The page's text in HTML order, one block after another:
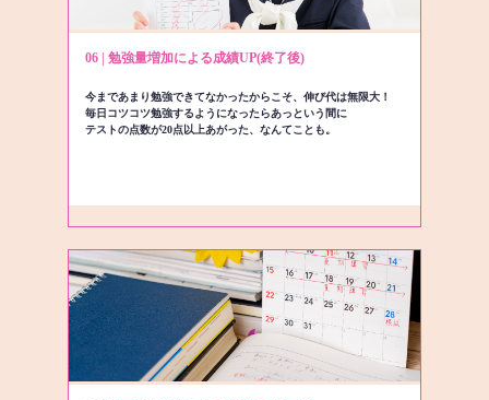
06 | 勉強量増加による成績UP(終了後)
今まであまり勉強できてなかったからこそ、伸び代は無限大！
毎日コツコツ勉強するようになったらあっという間に
テストの点数が20点以上あがった、なんてことも。